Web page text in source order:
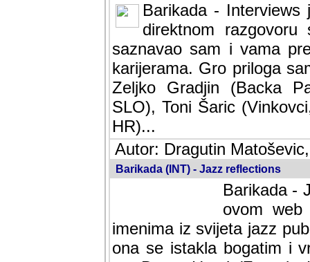
Barikada -
direktnom
saznavao sam i vama
karijerama. Gro priloga
Zeljko Gradjin (Backa
SLO), Toni Šaric
HR)...
Autor: Dragutin
Barikada (INT) - Jazz reflections
Barikada -
ovom web
imenima iz svijeta jazz
ona se istakla bogatim i